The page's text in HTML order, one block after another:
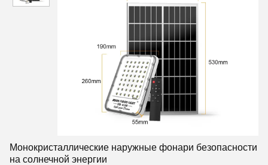
Монокристаллические наружные фонари безопасности
на солнечной энергии